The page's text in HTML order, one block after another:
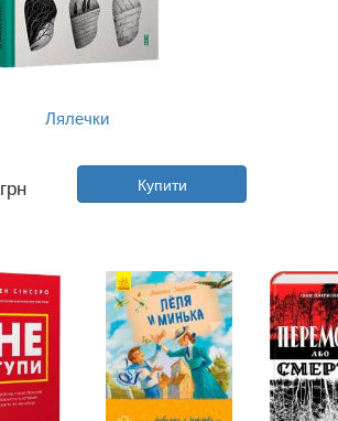
Лялечки
Оксана Куценко
Видавництво Старо...
грн Купити